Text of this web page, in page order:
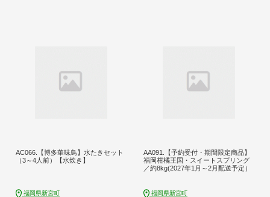
AC066.【博多華味鳥】水たきセット
（3～4人前）【水炊き】
福岡県新宮町
AA091.【予約受付・期間限定商品】
福岡柑橘王国・スイートスプリング
／約8kg(2027年1月～2月配送予定）
福岡県新宮町